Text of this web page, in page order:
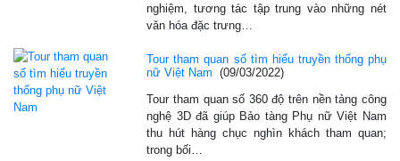
nghiệm, tương tác tập trung vào những nét
văn hóa đặc trưng…
Tour tham quan số tìm hiểu truyền thống phụ
nữ Việt Nam
(09/03/2022)
Tour tham quan số 360 độ trên nền tảng công
nghệ 3D đã giúp Bảo tàng Phụ nữ Việt Nam
thu hút hàng chục nghìn khách tham quan;
trong bối…